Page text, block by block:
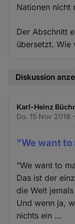
Nationen nicht
Der Abschnitt
übersetzt. Wie
Diskussion
Karl-Heinz
Do. 15 Nov 2018
"We want
"We want to
Das ist der
die Welt
Und wenn ja,
nichts ein ...